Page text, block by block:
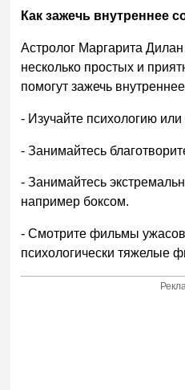
Как зажечь внутреннее
Астролог Маргарита
несколько простых и
помогут зажечь
- Изучайте психологию или
- Занимайтесь
- Занимайтесь
например боксом.
- Смотрите фильмы
психологически тяжелые